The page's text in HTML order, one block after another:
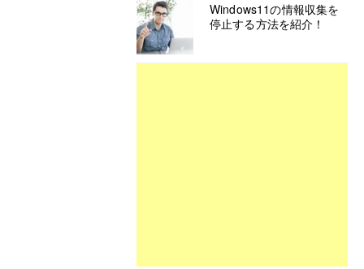
Windows11の情報収集を
停止する方法を紹介！